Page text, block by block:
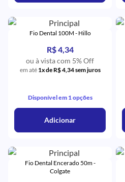
Fio Dental 100M - Hillo
R$ 4,34
ou à vista com 5% Off
em até 1x de R$ 4,34 sem juros
Disponível em 1 opções
Adicionar
Fio Dental Encerado 50m -
Colgate